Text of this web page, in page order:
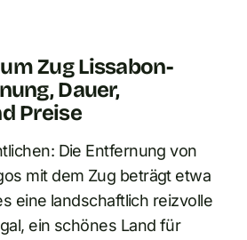
Zug Lissabon-
Dauer,
Preise
Die Entfernung von
mit dem Zug beträgt etwa
eine landschaftlich reizvolle
ein schönes Land für